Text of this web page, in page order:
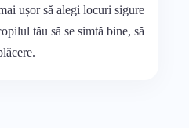
ușor să alegi locuri sigure
tău să se simtă bine, să